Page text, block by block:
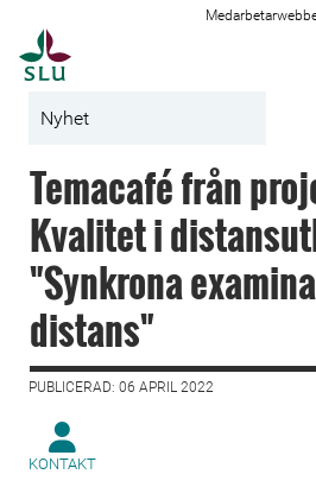
Nyhet
Temacafé från
Kvalitet i
"Synkrona
distans"
PUBLICERAD: 06 APRIL 2022
KONTAKT